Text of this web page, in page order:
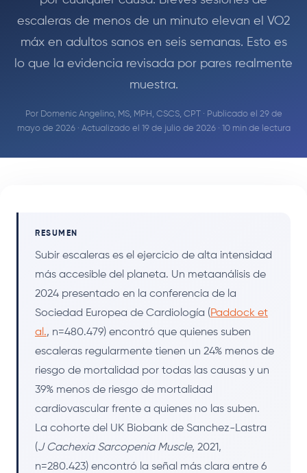
Calculadoras
escaleras de menos de un minuto elevan el VO2
máx en adultos sanos en seis semanas. Esto es
lo que la evidencia revisada por pares realmente
muestra.
Por Domenic Angelino, MS, MPH, CSCS, CPT· Publicado el 29 de
mayo de 2026 · Actualizado el 19 de julio de 2026 · 10 min de lectura
RESUMEN
Subir escaleras es el ejercicio de alta intensidad
más accesible del planeta. Un metaanálisis de
2024 presentado en la conferencia de la
Sociedad Europea de Cardiología (Paddock et
al., n=480.479) encontró que quienes suben
escaleras regularmente tienen un 24% menos de
riesgo de mortalidad por todas las causas y un
39% menos de riesgo de mortalidad
cardiovascular frente a quienes no las suben.
La cohorte del UK Biobank de Sanchez-Lastra
(J Cachexia Sarcopenia Muscle, 2021,
n=280.423) encontró la señal más clara entre 6